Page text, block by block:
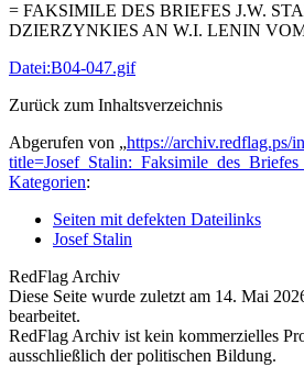
= FAKSIMILE DES BRIEFES J.W.
DZIERZYNKIES AN W.I. LENIN
Datei:B04-047.gif
Zurück zum Inhaltsverzeichnis
Abgerufen von „https://archiv.redflag.ps/
Kategorien:
Seiten mit defekten Dateilinks
Josef Stalin
RedFlag Archiv
Diese Seite wurde zuletzt am 14. Mai
bearbeitet.
RedFlag Archiv ist kein kommerzielles
ausschließlich der politischen Bildung.